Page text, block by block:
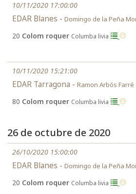
10/11/2020 17:00:00
EDAR Blanes - Domingo de la Peña
20 Colom roquer Columba livia
10/11/2020 15:21:00
EDAR Tarragona - Ramon Arbós Farré
80 Colom roquer Columba livia
26 de octubre de 2020
26/10/2020 15:00:00
EDAR Blanes - Domingo de la Peña
20 Colom roquer Columba livia